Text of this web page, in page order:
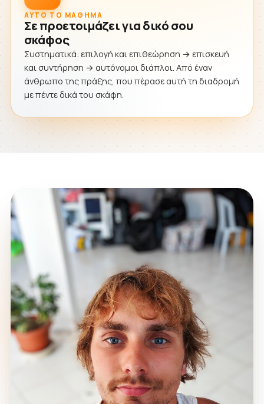
ΑΥΤΌ ΤΟ ΜΆΘΗΜΑ
Σε προετοιμάζει για δικό σου
σκάφος
Συστηματικά: επιλογή και επιθεώρηση → επισκευή
και συντήρηση → αυτόνομοι διάπλοι. Από έναν
άνθρωπο της πράξης, που πέρασε αυτή τη διαδρομή
με πέντε δικά του σκάφη.